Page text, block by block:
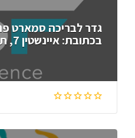
בכתובת: איינשטין 7, תל אביב. איך מגיעים